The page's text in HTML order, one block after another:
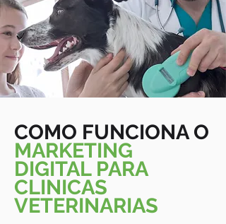
COMO FUNCIONA O
MARKETING
DIGITAL PARA
CLINICAS
VETERINARIAS